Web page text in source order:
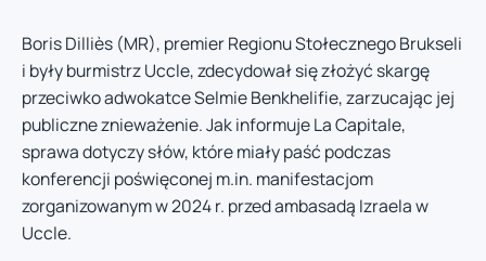
Boris Dilliès (MR), premier Regionu Stołecznego Brukseli
i były burmistrz Uccle, zdecydował się złożyć skargę
przeciwko adwokatce Selmie Benkhelifie, zarzucając jej
publiczne znieważenie. Jak informuje La Capitale,
sprawa dotyczy słów, które miały paść podczas
konferencji poświęconej m.in. manifestacjom
zorganizowanym w 2024 r. przed ambasadą Izraela w
Uccle.